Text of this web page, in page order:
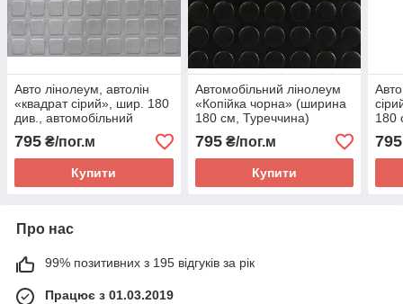
Авто лінолеум, автолін
«квадрат сірий», шир. 180
див., автомобільний
795 ₴/пог.м
Купити
Автомобільний лінолеум
«Копійка чорна» (ширина
180 см, Туреччина)
795₴/пог.м
Купити
180
795
Про нас
99% позитивних з 195 відгуків за рік
Працює з 01.03.2019